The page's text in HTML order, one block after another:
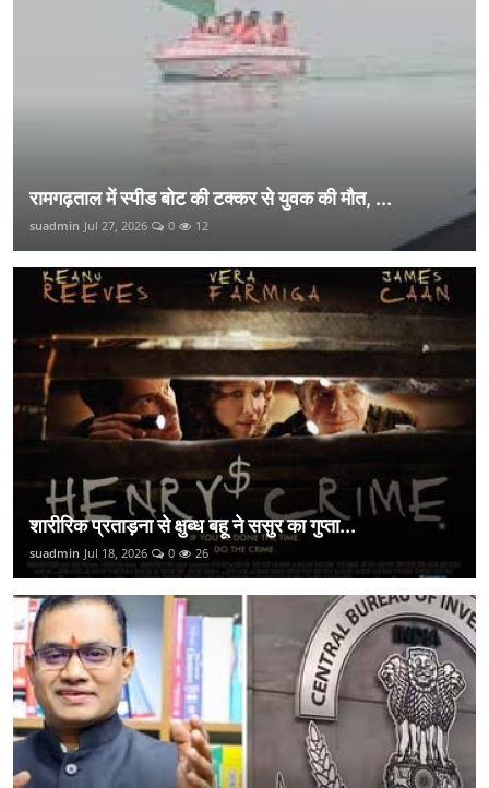
रामगढ़ताल में स्पीड बोट की टक्कर से युवक की मौत, ...
suadmin Jul 27, 2026 0 12
शारीरिक प्रताड़ना से क्षुब्ध बहू ने ससुर का गुप्ता...
suadmin Jul 18, 2026 0 26